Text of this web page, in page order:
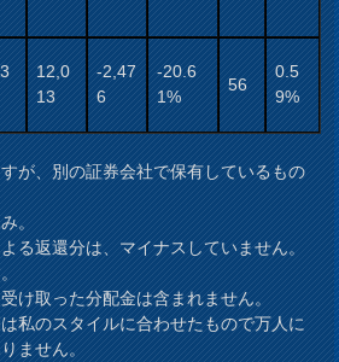
12,0
13
-2,47
6
-20.6
1%
56
0.5
9%
が、別の証券会社で保有しているもの
。
る返還分は、マイナスしていません。
け取った分配金は含まれません。
私のスタイルに合わせたもので万人に
ません。